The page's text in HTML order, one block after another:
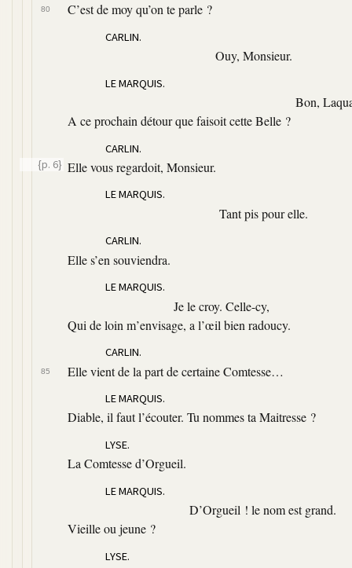
80 C’est de moy qu’on te parle ?
CARLIN.
Ouy, Monsieur.
LE MARQUIS.
Bon,
A ce prochain détour que faisoit cette Belle ?
CARLIN.
Elle vous regardoit, Monsieur.
{p. 6}
LE MARQUIS.
Tant pis pour elle.
CARLIN.
Elle s’en souviendra.
LE MARQUIS.
Je le croy. Celle-cy,
Qui de loin m’envisage, a l’œil bien radoucy.
CARLIN.
85 Elle vient de la part de certaine Comtesse…
LE MARQUIS.
Diable, il faut l’écouter. Tu nommes ta Maitresse ?
LYSE.
La Comtesse d’Orgueil.
LE MARQUIS.
D’Orgueil ! le nom est grand.
Vieille ou jeune ?
LYSE.